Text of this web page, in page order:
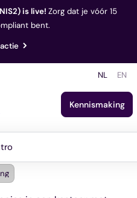
is live! Zorg dat je vóór 15
bent.
NL EN
Kennismaking